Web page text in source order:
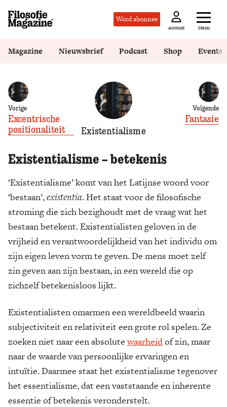
Word abonnee
Account Menu
Zoek
Magazine Nieuwsbrief Podcast Shop Events
Vorige
Excentrische
positionaliteit
Existentialisme
Volgende
Fantasie
Existentialisme – betekenis
‘Existentialisme’ komt van het Latijnse woord voor
‘bestaan’,existentia. Het staat voor de filosofische
stroming die zich bezighoudt met de vraag wat het
bestaan betekent. Existentialisten geloven in de
vrijheid en verantwoordelijkheid van het individu om
zijn eigen leven vorm te geven. De mens moet zelf
zin geven aan zijn bestaan, in een wereld die op
zichzelf betekenisloos lijkt.
Existentialisten omarmen een wereldbeeld waarin
subjectiviteit en relativiteit een grote rol spelen. Ze
zoeken niet naar een absolutewaarheidof zin, maar
naar de waarde van persoonlijke ervaringen en
intuïtie. Daarmee staat het existentialisme tegenover
het essentialisme, dat een vaststaande en inherente
essentie of betekenis veronderstelt.